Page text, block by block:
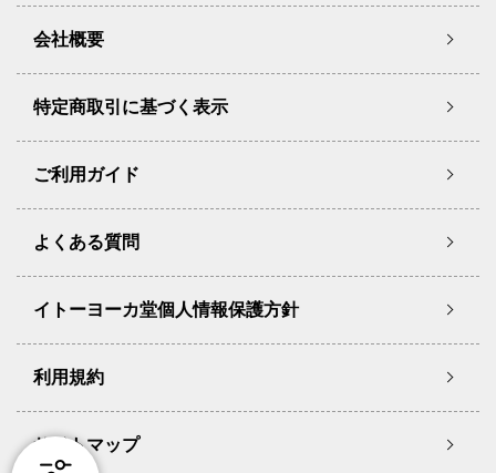
会社概要
特定商取引に基づく表示
ご利用ガイド
よくある質問
イトーヨーカ堂個人情報保護方針
利用規約
サイトマップ